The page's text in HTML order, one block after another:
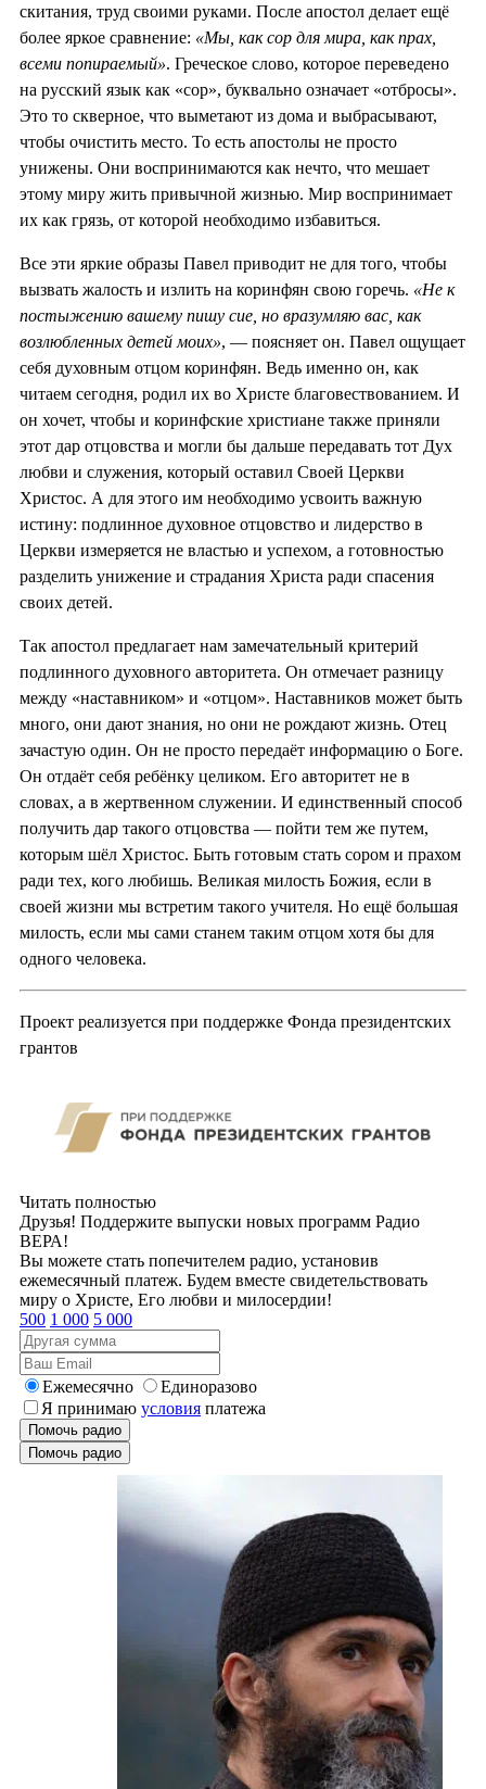
скитания, труд своими руками. После апостол делает ещё
более яркое сравнение: «Мы, как сор для мира, как прах,
всеми попираемый». Греческое слово, которое переведено
на русский язык как «сор», буквально означает «отбросы».
Это то скверное, что выметают из дома и выбрасывают,
чтобы очистить место. То есть апостолы не просто
унижены. Они воспринимаются как нечто, что мешает
этому миру жить привычной жизнью. Мир воспринимает
их как грязь, от которой необходимо избавиться.
Все эти яркие образы Павел приводит не для того, чтобы
вызвать жалость и излить на коринфян свою горечь. «Не к
постыжению вашему пишу сие, но вразумляю вас, как
возлюбленных детей моих», — поясняет он. Павел ощущает
себя духовным отцом коринфян. Ведь именно он, как
читаем сегодня, родил их во Христе благовествованием. И
он хочет, чтобы и коринфские христиане также приняли
этот дар отцовства и могли бы дальше передавать тот Дух
любви и служения, который оставил Своей Церкви
Христос. А для этого им необходимо усвоить важную
истину: подлинное духовное отцовство и лидерство в
Церкви измеряется не властью и успехом, а готовностью
разделить унижение и страдания Христа ради спасения
своих детей.
Так апостол предлагает нам замечательный критерий
подлинного духовного авторитета. Он отмечает разницу
между «наставником» и «отцом». Наставников может быть
много, они дают знания, но они не рождают жизнь. Отец
зачастую один. Он не просто передаёт информацию о Боге.
Он отдаёт себя ребёнку целиком. Его авторитет не в
словах, а в жертвенном служении. И единственный способ
получить дар такого отцовства — пойти тем же путем,
которым шёл Христос. Быть готовым стать сором и прахом
ради тех, кого любишь. Великая милость Божия, если в
своей жизни мы встретим такого учителя. Но ещё большая
милость, если мы сами станем таким отцом хотя бы для
одного человека.
Проект реализуется при поддержке Фонда президентских
грантов
Читать полностью
Друзья! Поддержите выпуски новых программ Радио
ВЕРА!
Вы можете стать попечителем радио, установив
ежемесячный платеж. Будем вместе свидетельствовать
миру о Христе, Его любви и милосердии!
500 1 000 5 000
Ежемесячно
Единоразово
Я принимаю условия платежа
Помочь радио
Помочь радио